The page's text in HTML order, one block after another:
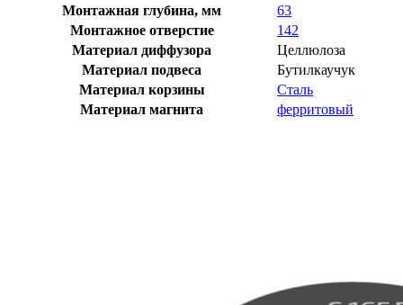
Монтажная глубина, мм
63
Монтажное отверстие
142
Материал диффузора
Целлюлоза
Материал подвеса
Бутилкаучук
Материал корзины
Сталь
Материал магнита
ферритовый